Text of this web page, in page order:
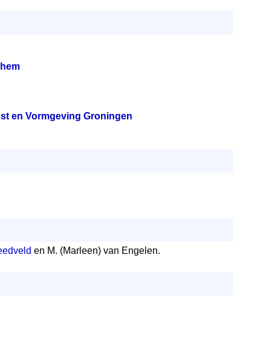
en Vormgeving Groningen
en M. (Marleen) van Engelen.